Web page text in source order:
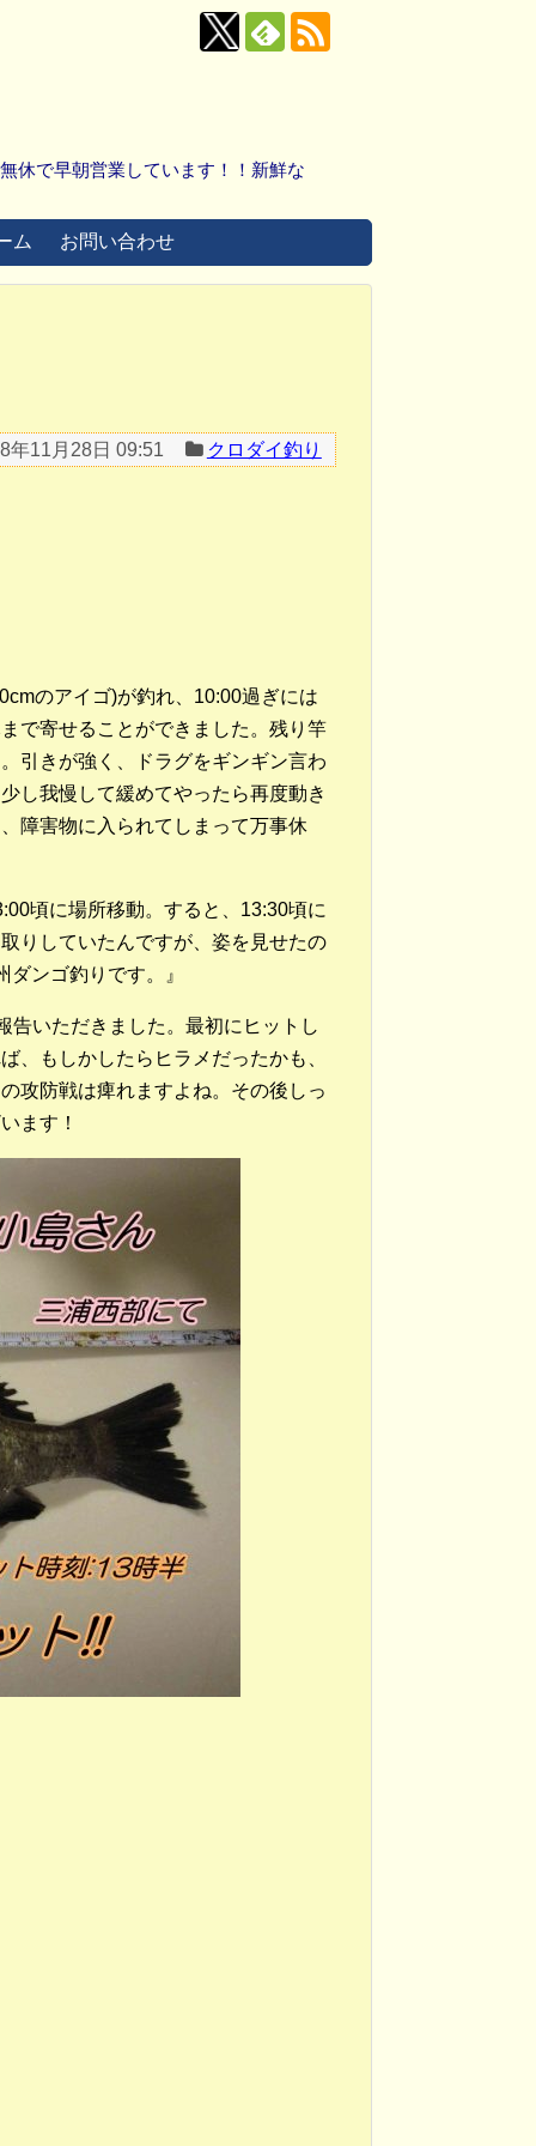
休で早朝営業しています！！新鮮な
ム お問い合わせ
年11月28日 09:51 クロダイ釣り
のアイゴ)が釣れ、10:00過ぎには
で寄せることができました。残り竿
引きが強く、ドラグをギンギン言わ
し我慢して緩めてやったら再度動き
障害物に入られてしまって万事休
頃に場所移動。すると、13:30頃に
りしていたんですが、姿を見せたの
ンゴ釣りです。』
告いただきました。最初にヒットし
、もしかしたらヒラメだったかも、
攻防戦は痺れますよね。その後しっ
ます！